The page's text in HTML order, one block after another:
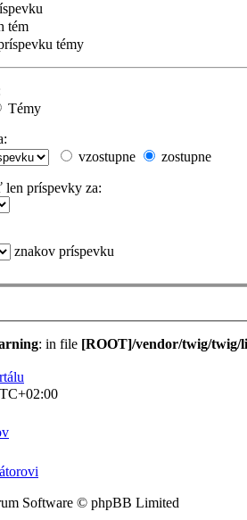
tém
témy
Témy
vzostupne
zostupne
príspevky za:
znakov príspevku
: in file [ROOT]/vendor/twig/twig/
Software © phpBB Limited